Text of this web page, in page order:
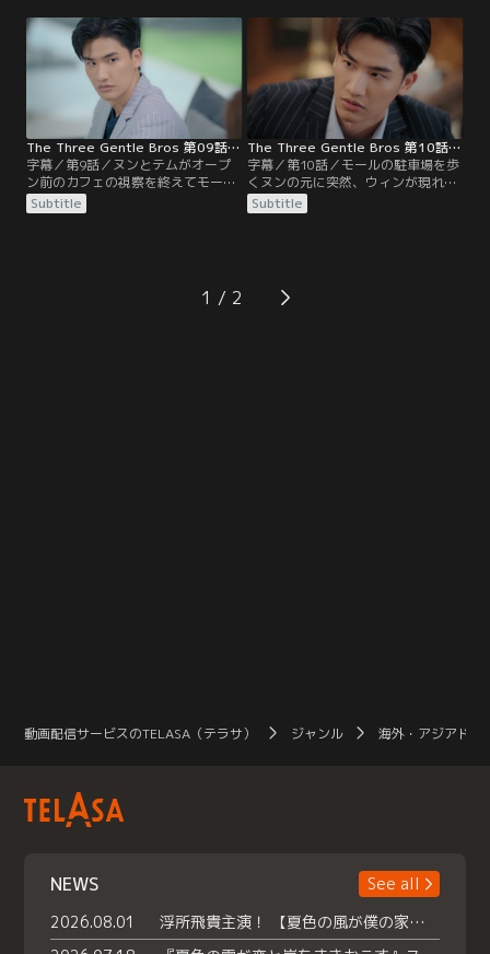
修復される。ピムに背中を押された
イチャヤは早速、ゲオクラオに告白
することに。
うとした時、ピムが現れてテムを店
外に連れ出す。と、二人の後を追っ
てきたヌンが提携の話に賛同すると
言う。焦ったピムは、テムに早く女
性を紹介するため、食事に連れ出す
ようアチラに命じる。
The Three Gentle Bros 第09話／字幕
字幕／第9話／ヌンとテムがオープ
ン前のカフェの視察を終えてモール
内を歩いていると、結婚指輪を買い
に来ていたヌンの元恋人ウィンとそ
ムとヴィヴィはヌンを貶めるため行
動を開始。オープン当日のカフェに
Subtitle
The Three Gentle Bros 第10話／字幕
字幕／第10話／モールの駐車場を歩
くヌンの元に突然、ウィンが現れ
る。話したいと執拗に迫られ困惑す
るヌンだったが、テムが割って入っ
上げていると告白。それを受け、ヌ
ンもまた真実を話すために会見を開
Subtitle
1
動画配信サービスのTELASA（テラサ） ジャンル 海外・アジアドラ
NEWS
See all
2026.08.01
浮所飛貴主演！ 【夏色の風が僕の家にやってきた】 本日よりテラサで独占配信スタート！